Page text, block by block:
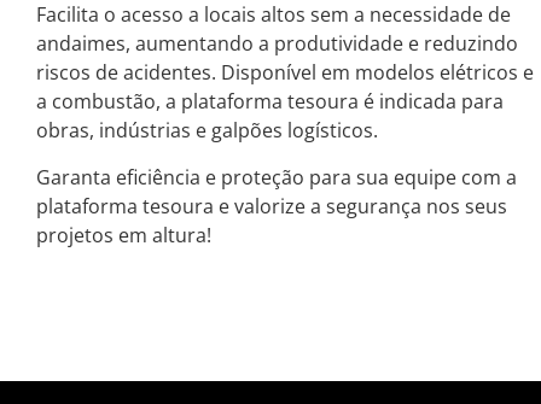
Facilita o acesso a locais altos sem a necessidade de
andaimes, aumentando a produtividade e reduzindo
riscos de acidentes. Disponível em modelos elétricos e
a combustão, a plataforma tesoura é indicada para
obras, indústrias e galpões logísticos.
Garanta eficiência e proteção para sua equipe com a
plataforma tesoura e valorize a segurança nos seus
projetos em altura!